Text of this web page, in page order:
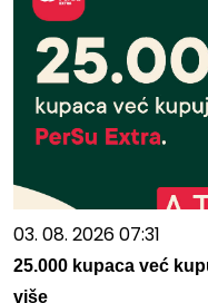
03. 08. 2026 07:31
25.000 kupaca već
više